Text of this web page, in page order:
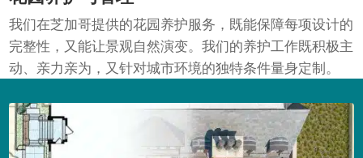
我们在芝加哥提供的花园养护服务，既能保障每项设计的
完整性，又能让景观自然演变。我们的养护工作既积极主
动、亲力亲为，又针对城市环境的独特条件量身定制。